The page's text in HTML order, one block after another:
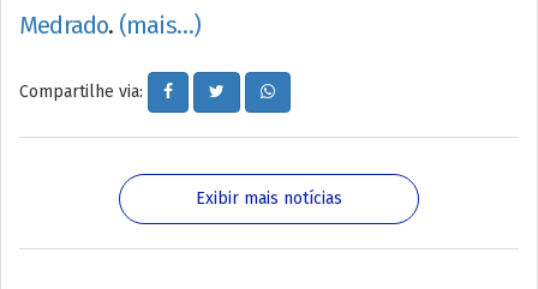
Medrado. (mais…)
Compartilhe via:
Exibir mais notícias